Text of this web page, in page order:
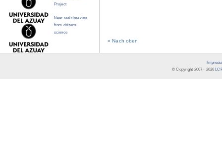
« Nach oben
Project
Near real time data
from citizens
science
© Copyright 2007 - 2026